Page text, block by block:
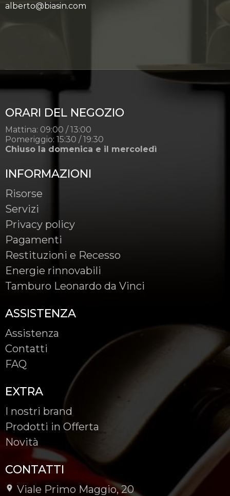
alberto@biasin.com
ORARI DEL NEGOZIO
Mattina: 09:00 / 13:00
Pomeriggio: 15:30 / 19:30
Chiuso la domenica e il mercoledì
INFORMAZIONI
Risorse
Servizi
Privacy policy
Pagamenti
Restituzioni e Recesso
Energie rinnovabili
Tamburo Leonardo da Vinci
ASSISTENZA
Assistenza
Contatti
FAQ
EXTRA
I nostri brand
Prodotti in Offerta
Novità
CONTATTI
Viale Primo Maggio, 20